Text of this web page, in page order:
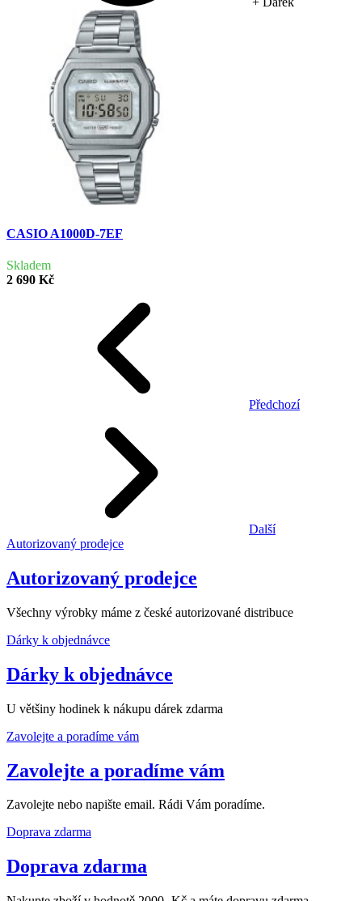
CASIO A1000D-7EF
Skladem
2 690 Kč
Předchozí
Další
Autorizovaný prodejce
Autorizovaný prodejce
Všechny výrobky máme z české autorizované distribuce
Dárky k objednávce
Dárky k objednávce
U většiny hodinek k nákupu dárek zdarma
Zavolejte a poradíme vám
Zavolejte a poradíme vám
Zavolejte nebo napište email. Rádi Vám poradíme.
Doprava zdarma
Doprava zdarma